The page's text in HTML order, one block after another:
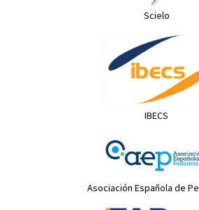
Scielo
IBECS
Asociación Española de